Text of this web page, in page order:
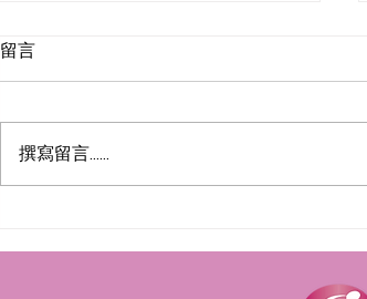
115年8月門診異動公告
留言
撰寫留言......